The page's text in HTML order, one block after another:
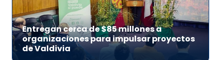
Entregan cerca de $85 millones a
organizaciones para impulsar proyectos
de Valdivia